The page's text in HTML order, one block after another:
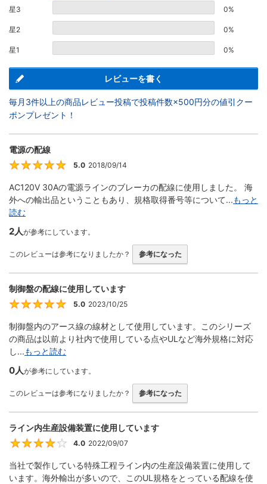
星3 0%
星2 0%
星1 0%
レビューを書く
毎月3件以上の商品レビュー投稿で投稿件数×500円分の値引クー
ポンプレゼント！
電源の配線
5
5.0 2018/09/14
AC120V 30Aの電源ラインのブレーカの配線に使用しました。 海
外への輸出品ということもあり、規格取得番号等について...もっと
読む
2人が参考にしています。
このレビューは参考になりましたか？ 参考になった
制御盤の配線に使用しています
5
5.0 2023/10/25
制御盤内のアース線の線材として使用しています。このシリーズ
の商品は以前より社内で使用している点やULなど海外規格に対応
し...もっと読む
0人が参考にしています。
このレビューは参考になりましたか？ 参考になった
ライン内生産設備装置に使用しています
4
4.0 2022/09/07
当社で製作している特殊工程ライン内の生産設備装置に使用して
います。海外輸出が多いので、このUL規格をとっている配線を使